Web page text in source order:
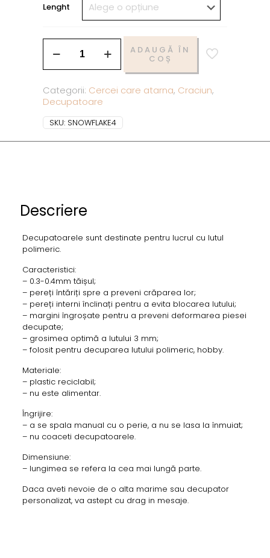
Lenght
ADAUGĂ ÎN
COȘ
Categorii: Cercei care atarna, Craciun,
Decupatoare
SKU: SNOWFLAKE4
Descriere
Decupatoarele sunt destinate pentru lucrul cu lutul
polimeric.
Caracteristici:
– 0.3-0.4mm tăișul;
– pereți întăriți spre a preveni crăparea lor;
– pereți interni înclinați pentru a evita blocarea lutului;
– margini îngroșate pentru a preveni deformarea piesei
decupate;
– grosimea optimă a lutului 3 mm;
– folosit pentru decuparea lutului polimeric, hobby.
Materiale:
– plastic reciclabil;
– nu este alimentar.
Îngrijire:
– a se spala manual cu o perie, a nu se lasa la înmuiat;
– nu coaceti decupatoarele.
Dimensiune:
– lungimea se refera la cea mai lungă parte.
Daca aveti nevoie de o alta marime sau decupator
personalizat, va astept cu drag in mesaje.